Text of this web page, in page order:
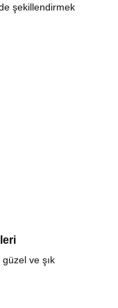
şekillendirmek
ve şık